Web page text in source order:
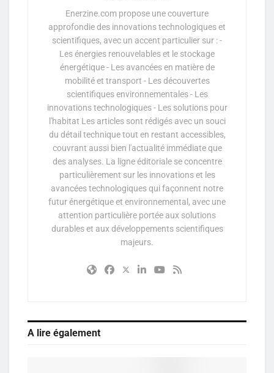
Enerzine.com propose une couverture
approfondie des innovations technologiques et
scientifiques, avec un accent particulier sur : -
Les énergies renouvelables et le stockage
énergétique - Les avancées en matière de
mobilité et transport - Les découvertes
scientifiques environnementales - Les
innovations technologiques - Les solutions pour
l'habitat Les articles sont rédigés avec un souci
du détail technique tout en restant accessibles,
couvrant aussi bien l'actualité immédiate que
des analyses. La ligne éditoriale se concentre
particulièrement sur les innovations et les
avancées technologiques qui façonnent notre
futur énergétique et environnemental, avec une
attention particulière portée aux solutions
durables et aux développements scientifiques
majeurs.
A lire également